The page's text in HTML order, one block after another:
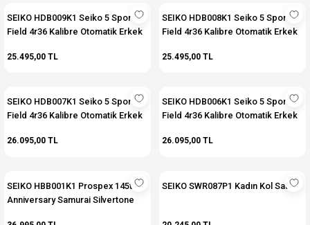
SEIKO HDB009K1 Seiko 5 Sports
Field 4r36 Kalibre Otomatik Erkek
25.495,00 TL
SEIKO HDB008K1 Seiko 5 Sports
Field 4r36 Kalibre Otomatik Erkek
25.495,00 TL
SEIKO HDB007K1 Seiko 5 Sports
Field 4r36 Kalibre Otomatik Erkek
26.095,00 TL
SEIKO HDB006K1 Seiko 5 Sports
Field 4r36 Kalibre Otomatik Erkek
26.095,00 TL
SEIKO HBB001K1 Prospex 145th
Anniversary Samurai Silvertone
SEIKO SWR087P1 Kadın Kol Saati